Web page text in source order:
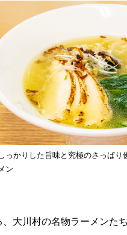
っかりした旨味と究極のさっぱり
ン
大川村の名物ラーメンた